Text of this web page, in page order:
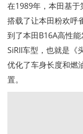
在1989年，本田基于
搭载了让本田粉欢呼
到了本田B16A高性
SiRII车型，也就是《
优化了车身长度和燃
置。